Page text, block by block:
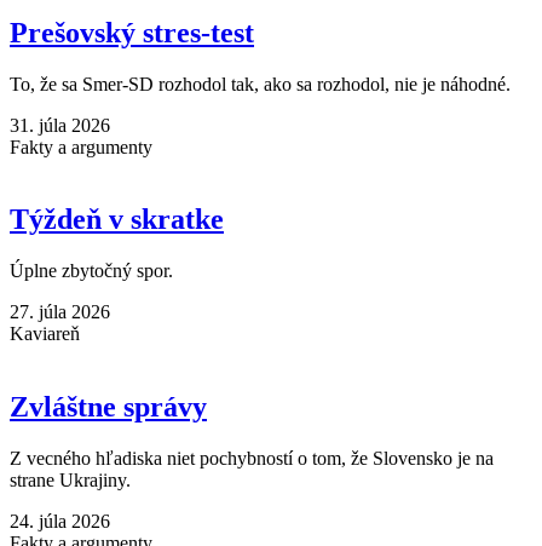
Prešovský stres-test
To, že sa Smer-SD rozhodol tak, ako sa rozhodol, nie je náhodné.
31. júla 2026
Fakty a argumenty
Týždeň v skratke
Úplne zbytočný spor.
27. júla 2026
Kaviareň
Zvláštne správy
Z vecného hľadiska niet pochybností o tom, že Slovensko je na
strane Ukrajiny.
24. júla 2026